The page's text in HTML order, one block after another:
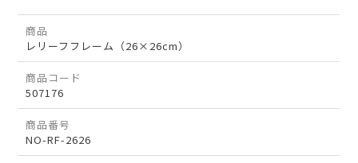
商品
レリーフフレーム（26×26cm）
商品コード
507176
商品番号
NO-RF-2626